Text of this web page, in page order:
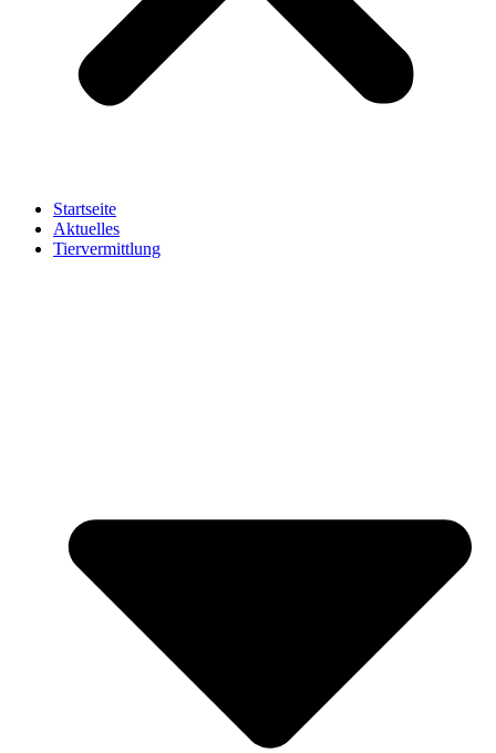
Startseite
Aktuelles
Tiervermittlung